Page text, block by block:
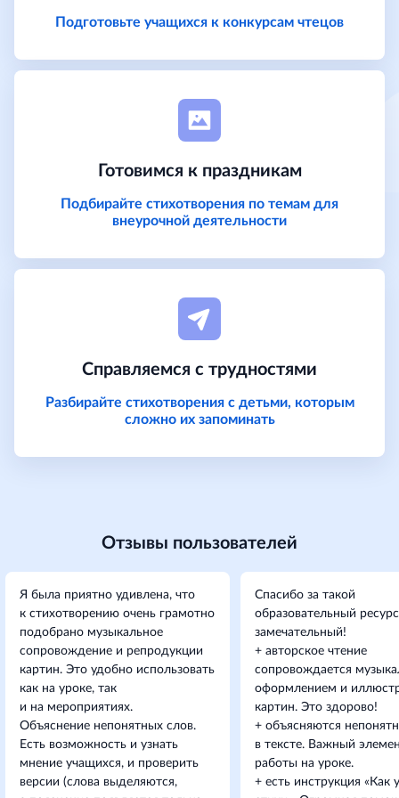
Подготовьте учащихся к конкурсам чтецов
Готовимся к праздникам
Подбирайте стихотворения по темам для
внеурочной деятельности
Справляемся с трудностями
Разбирайте стихотворения с детьми, которым
сложно их запоминать
Отзывы пользователей
Я была приятно удивлена, что
к стихотворению очень грамотно
подобрано музыкальное
сопровождение и репродукции
картин. Это удобно использовать
как на уроке, так
и на мероприятиях.
Объяснение непонятных слов.
Есть возможность и узнать
мнение учащихся, и проверить
версии (слова выделяются,
Спасибо за такой
образовательный
замечательный!
+ авторское чтение
сопровождается
оформлением и
картин. Это здорово!
+ объясняются
в тексте. Важный
работы на уроке.
+ есть инструкция «Как